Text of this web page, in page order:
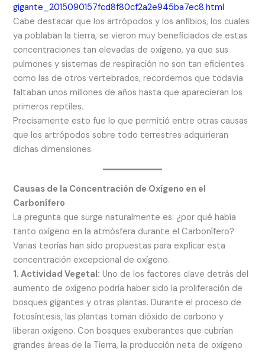
gigante_2015090157fcd8f80cf2a2e945ba7ec8.html
Cabe destacar que los artrópodos y los anfibios, los cuales
ya poblaban la tierra, se vieron muy beneficiados de estas
concentraciones tan elevadas de oxígeno, ya que sus
pulmones y sistemas de respiración no son tan eficientes
como las de otros vertebrados, recordemos que todavía
faltaban unos millones de años hasta que aparecieran los
primeros reptiles.
Precisamente esto fue lo que permitió entre otras causas
que los artrópodos sobre todo terrestres adquirieran
dichas dimensiones.
Causas de la Concentración de Oxígeno en el
Carbonífero
La pregunta que surge naturalmente es: ¿por qué había
tanto oxígeno en la atmósfera durante el Carbonífero?
Varias teorías han sido propuestas para explicar esta
concentración excepcional de oxígeno.
1. Actividad Vegetal: Uno de los factores clave detrás del
aumento de oxígeno podría haber sido la proliferación de
bosques gigantes y otras plantas. Durante el proceso de
fotosíntesis, las plantas toman dióxido de carbono y
liberan oxígeno. Con bosques exuberantes que cubrían
grandes áreas de la Tierra, la producción neta de oxígeno